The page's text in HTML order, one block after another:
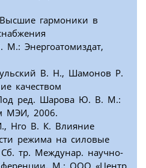
гармоники в
М.: Энергоатомиздат,
B. Н., Шамонов Р.
качеством
Под ред. Шарова Ю. В. М.:
МЭИ, 2006.
Нго В. К. Влияние
режима на силовые
тр. Междунар. научно-
М.: ООО «Центр